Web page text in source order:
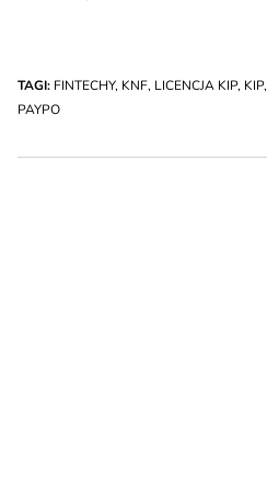
TAGI: FINTECHY, KNF, LICENCJA KIP, KIP,
PAYPO